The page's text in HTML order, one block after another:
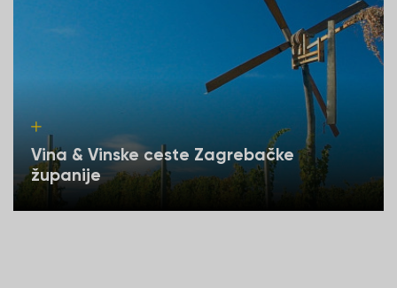
Vina & Vinske ceste Zagrebačke
županije